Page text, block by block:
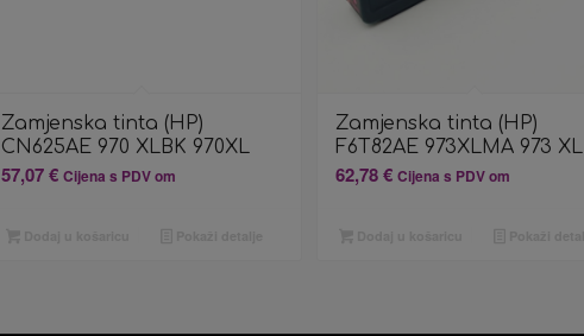
Zamjenska tinta (HP)
CN625AE 970 XLBK 970XL
57,07€ Cijena s PDV om
Zamjenska tinta (HP)
F6T82AE 973XLMA 973 XL
62,78€ Cijena s PDV om